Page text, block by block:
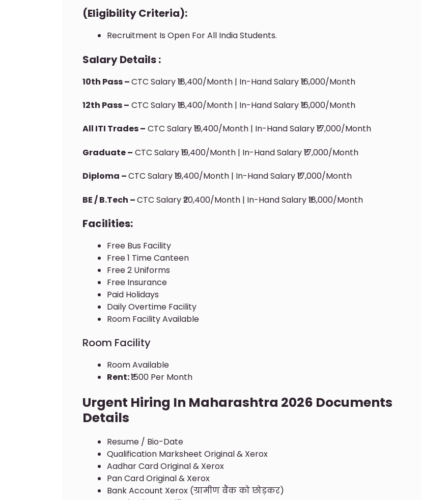
(Eligibility Criteria):
Recruitment Is Open For All India Students.
Salary Details :
10th Pass –CTC Salary ₹18,400/month | In-Hand Salary ₹16,000/month
12th Pass – CTC Salary ₹18,400/month | In-Hand Salary ₹16,000/month
All ITI Trades – CTC Salary ₹19,400/month | In-Hand Salary ₹17,000/month
Graduate – CTC Salary ₹19,400/month | In-Hand Salary ₹17,000/month
Diploma –CTC Salary ₹19,400/month | In-Hand Salary ₹17,000/month
BE / B.Tech –CTC Salary ₹20,400/month | In-Hand Salary ₹18,000/month
Facilities:
Free Bus Facility
Free 1 Time Canteen
Free 2 Uniforms
Free Insurance
Paid Holidays
Daily Overtime Facility
Room Facility Available
Room Facility
Room Available
Rent:₹1500 Per Month
Urgent Hiring In Maharashtra 2026 Documents
Details
Resume / Bio-Date
Qualification Marksheet Original & Xerox
Aadhar Card Original & Xerox
Pan Card Original & Xerox
Bank Account Xerox (ग्रामीण बैंक को छोड़कर)